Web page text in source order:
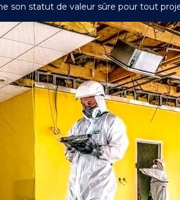
son statut de valeur sûre pour tout